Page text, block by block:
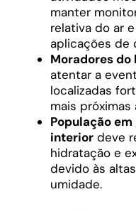
manter
relativa do ar
aplicações de
Moradores
atentar a
localizadas
mais próximas
População
interior deve
hidratação e
devido às
umidade.